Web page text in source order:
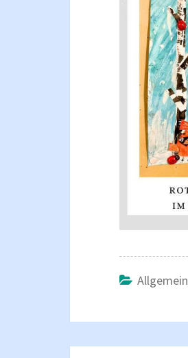
Allgemein